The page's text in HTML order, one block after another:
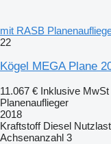
mit RASB
22
Kögel MEGA Plane
11.067 € Inklusive MwSt
Planenauflieger
2018
Kraftstoff Diesel Nutzlast
Achsenanzahl 3